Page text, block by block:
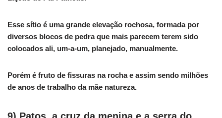
Esse sítio é uma grande elevação rochosa, formada por
diversos blocos de pedra que mais parecem terem sido
colocados ali, um-a-um, planejado, manualmente.
Porém é fruto de fissuras na rocha e assim sendo milhões
de anos de trabalho da mãe natureza.